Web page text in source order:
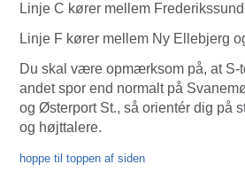
Linje C kører mellem
Linje F kører mellem Ny Ellebjerg
Du skal være opmærksom på, at S-
andet spor end normalt på
og Østerport St., så orientér dig på
og højttalere.
hoppe til toppen af siden